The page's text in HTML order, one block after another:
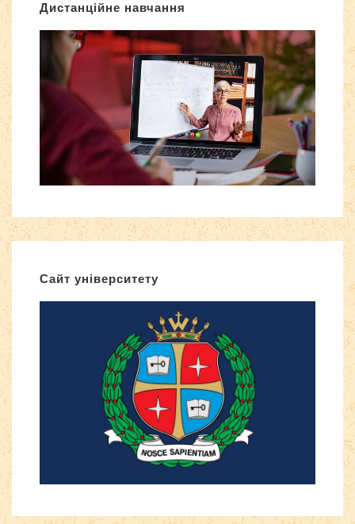
Дистанційне навчання
Сайт університету